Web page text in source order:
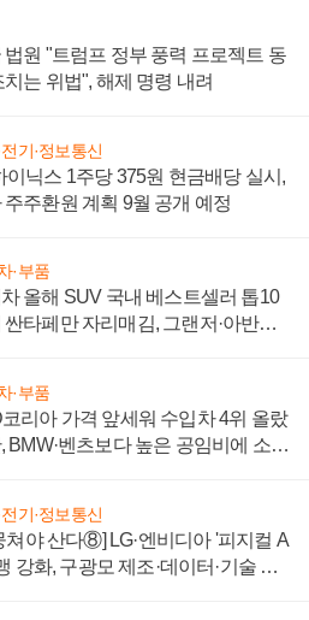
법원 "트럼프 정부 풍력 프로젝트 동
치는 위법", 해제 명령 내려
기·정보통신
이닉스 1주당 375원 현금배당 실시,
주주환원 계획 9월 공개 예정
·부품
올해 SUV 국내 베스트셀러 톱10
싼타페만 자리매김, 그랜저·아반떼
·부품
리아 가격 앞세워 수입차 4위 올랐
BMW·벤츠보다 높은 공임비에 소비
기·정보통신
쳐야 산다⑧] LG·엔비디아 '피지컬 A
강화, 구광모 제조·데이터·기술 결